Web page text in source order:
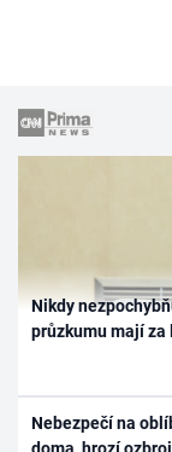
Nikdy
průzkumu mají
Nebezpečí na